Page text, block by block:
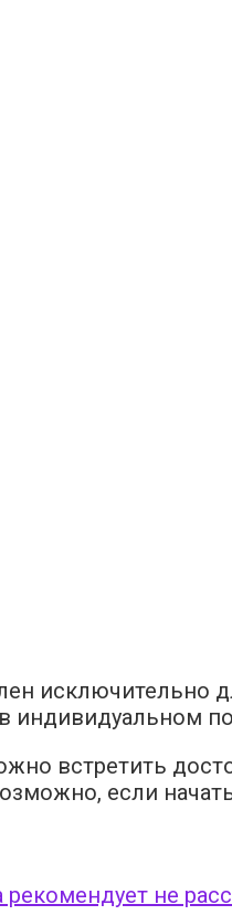
исключительно
индивидуальном
встретить
если
не